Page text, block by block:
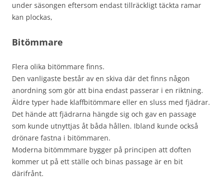
under säsongen eftersom endast tillräckligt täckta ramar
kan plockas,
Bitömmare
Flera olika bitömmare finns.
Den vanligaste består av en skiva där det finns någon
anordning som gör att bina endast passerar i en riktning.
Äldre typer hade klaffbitömmare eller en sluss med fjädrar.
Det hände att fjädrarna hängde sig och gav en passage
som kunde utnyttjas åt båda hållen. Ibland kunde också
drönare fastna i bitömmaren.
Moderna bitömmmare bygger på principen att doften
kommer ut på ett ställe och binas passage är en bit
därifrånt.